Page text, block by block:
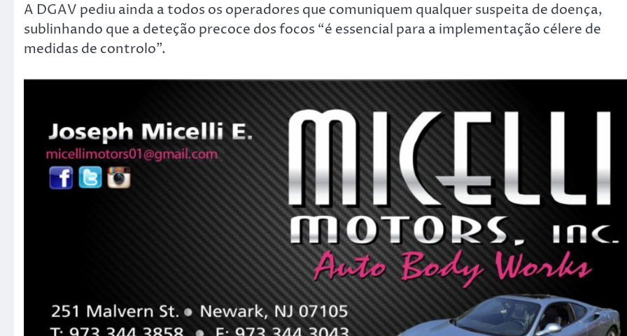
A DGAV pediu ainda a todos os operadores que comuniquem qualquer suspeita de doença,
sublinhando que a deteção precoce dos focos “é essencial para a implementação célere de
medidas de controlo”.